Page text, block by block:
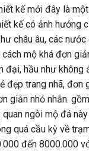
kế mới đây là
kế có ảnh hưởng
châu âu, các nước
cách mộ khá đơn
đại, hầu như không
đẹp trang nhã, đơn
giản nhỏ nhắn.
ngôi mộ đá
quá cầu kỳ về
đến 8000.000